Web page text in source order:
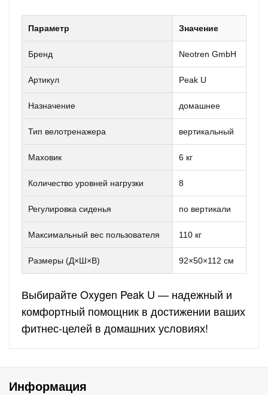
Параметр Значение
Бренд Neotren GmbH
Артикул Peak U
Назначение домашнее
Тип велотренажера вертикальный
Маховик 6 кг
Количество уровней нагрузки 8
Регулировка сиденья по вертикали
Максимальный вес пользователя 110 кг
Размеры (Д×Ш×В) 92×50×112 см
Выбирайте Oxygen Peak U — надежный и
комфортный помощник в достижении ваших
фитнес-целей в домашних условиях!
Информация